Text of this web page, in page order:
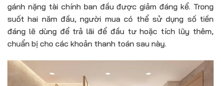
gánh nặng tài chính ban đầu được giảm đáng kể. Trong
suốt hai năm đầu, người mua có thể sử dụng số tiền
đáng lẽ dùng để trả lãi để đầu tư hoặc tích lũy thêm,
chuẩn bị cho các khoản thanh toán sau này.